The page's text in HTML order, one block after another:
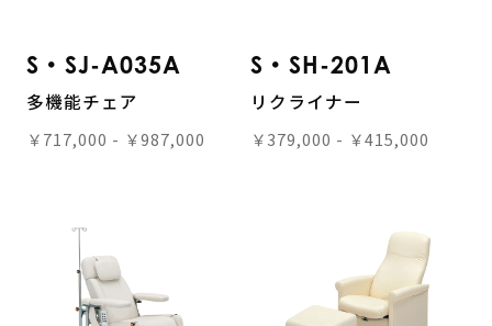
S・SJ-A035A
多機能チェア
￥717,000 - ￥987,000
S・SH-201A
リクライナー
￥379,000 - ￥415,000